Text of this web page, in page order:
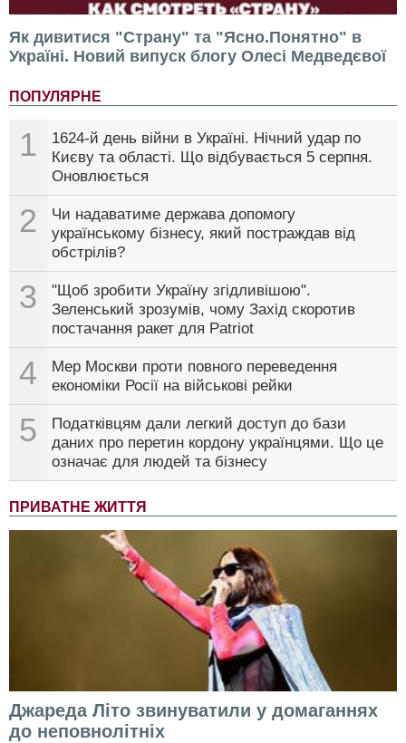
Як дивитися "Страну" та "Ясно.Понятно" в
Україні. Новий випуск блогу Олесі Медведєвої
ПОПУЛЯРНЕ
1
1624-й день війни в Україні. Нічний удар по
Києву та області. Що відбувається 5 серпня.
Оновлюється
2
Чи надаватиме держава допомогу
українському бізнесу, який постраждав від
обстрілів?
3
"Щоб зробити Україну згідливішою".
Зеленський зрозумів, чому Захід скоротив
постачання ракет для Patriot
4
Мер Москви проти повного переведення
економіки Росії на військові рейки
5
Податківцям дали легкий доступ до бази
даних про перетин кордону українцями. Що це
означає для людей та бізнесу
ПРИВАТНЕ ЖИТТЯ
Джареда Літо звинуватили у домаганнях
до неповнолітніх